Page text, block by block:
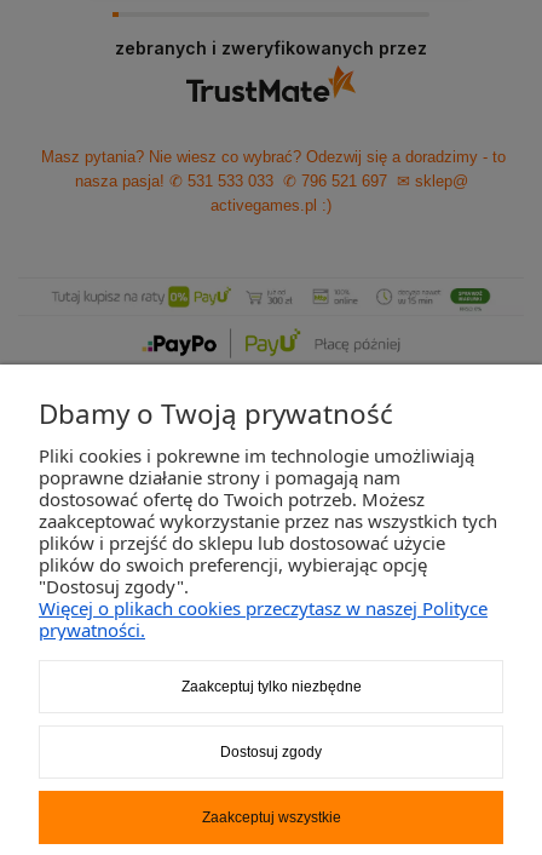
zebranych i zweryfikowanych przez
Masz pytania? Nie wiesz co wybrać? Odezwij się a doradzimy - to
nasza pasja! ✆ 531 533 033 ✆ 796 521 697
✉ sklep@
activegames.pl :)
ZAKUPY
POMOC
2K-Invest Sp. j. Ul. Św. Wojciecha 60, 41-922 Radzionków, śląskie NIP: 645-241-94-
Dbamy o Twoją prywatność
Pliki cookies i pokrewne im technologie umożliwiają
poprawne działanie strony i pomagają nam
dostosować ofertę do Twoich potrzeb. Możesz
zaakceptować wykorzystanie przez nas wszystkich tych
plików i przejść do sklepu lub dostosować użycie
plików do swoich preferencji, wybierając opcję
"Dostosuj zgody".
Więcej o plikach cookies przeczytasz w naszej Polityce
prywatności.
Zaakceptuj tylko niezbędne
Dostosuj zgody
Zaakceptuj wszystkie